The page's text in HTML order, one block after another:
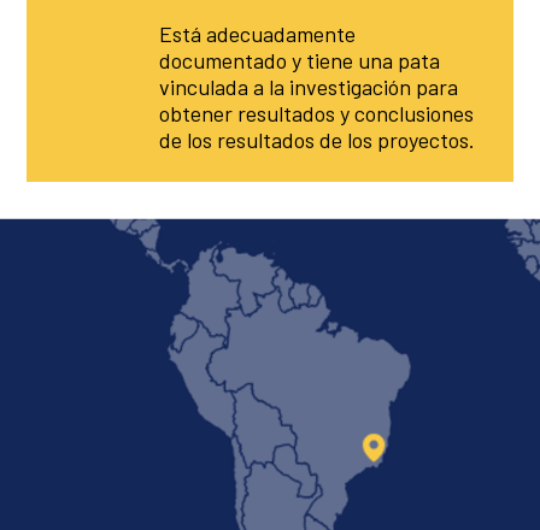
Está adecuadamente
documentado y tiene una pata
vinculada a la investigación para
obtener resultados y conclusiones
de los resultados de los proyectos.